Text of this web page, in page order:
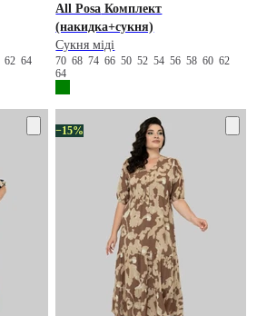
62 64
All Posa Комплект
(накидка+сукня)
Сукня міді
7068746650525456586062
64
−15%